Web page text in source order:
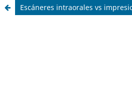
Escáneres intraorales vs